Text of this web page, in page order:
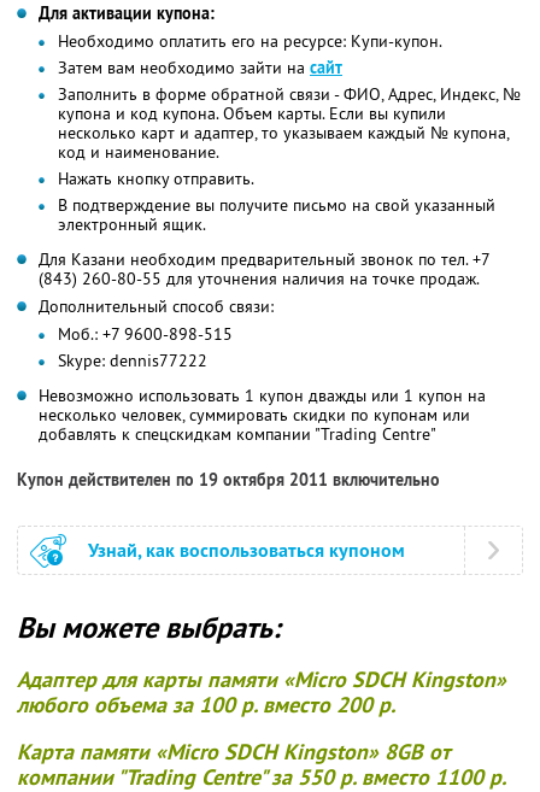
Для активации купона:
Необходимо оплатить его на ресурсе: Купи-купон.
Затем вам необходимо зайти на сайт
Заполнить в форме обратной связи - ФИО, Адрес, Индекс, №
купона и код купона. Объем карты. Если вы купили
несколько карт и адаптер, то указываем каждый № купона,
код и наименование.
Нажать кнопку отправить.
В подтверждение вы получите письмо на свой указанный
электронный ящик.
Для Казани необходим предварительный звонок по тел. +7
(843) 260-80-55 для уточнения наличия на точке продаж.
Дополнительный способ связи:
Моб.: +7 9600-898-515
Skype: dennis77222
Невозможно использовать 1 купон дважды или 1 купон на
несколько человек, суммировать скидки по купонам или
добавлять к спецскидкам компании "Trading Centre"
Купон действителен по 19 октября 2011 включительно
Узнай, как воспользоваться купоном
Вы можете выбрать:
Адаптер для карты памяти «Micro SDCH Kingston»
любого объема за100 р. вместо 200 р.
Карта памяти «Micro SDCH Kingston» 8GB от
компании "Trading Centre" за550 р. вместо 1100 р.